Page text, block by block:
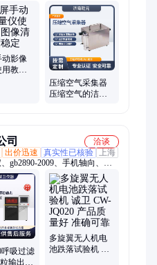
宠物机、螺旋夹、定硫仪、匀
酸度计、轮椅车、性测试、润
注射器
影像
教程
压缩空气采集器
压缩空气的洁净
司
洽谈
出价迅速 真实性已核验
上海
gb2890-2009、手机轴向、三
落试验机、注射针针管、医用
、雾化检测仪、表面张力仪、
量仪、过滤器滤除、皮下穿刺
置针穿刺、橡胶塞垫片、注射
呼吸过滤
输出和
多旋翼无人机电
池跌落试验机 诚